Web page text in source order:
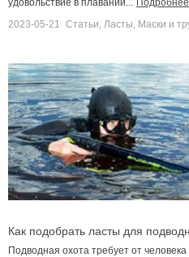
удовольствие в плавании... Подробнее
2023-05-21 Статьи, Ласты, Маски и
Как подобрать ласты для
Подводная охота требует от